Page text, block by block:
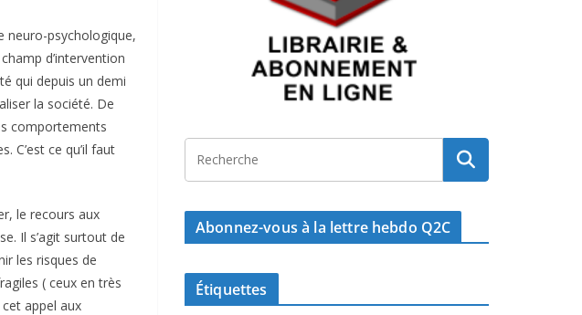
neuro-psychologique,
d’intervention
qui depuis un demi
la société. De
comportements
C’est ce qu’il faut
le recours aux
Il s’agit surtout de
les risques de
( ceux en très
appel aux
Abonnez-vous à la lettre hebdo Q2C
Étiquettes